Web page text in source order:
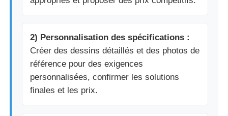
2) Personnalisation des spécifications :
Créer des dessins détaillés et des photos de
référence pour des exigences
personnalisées, confirmer les solutions
finales et les prix.